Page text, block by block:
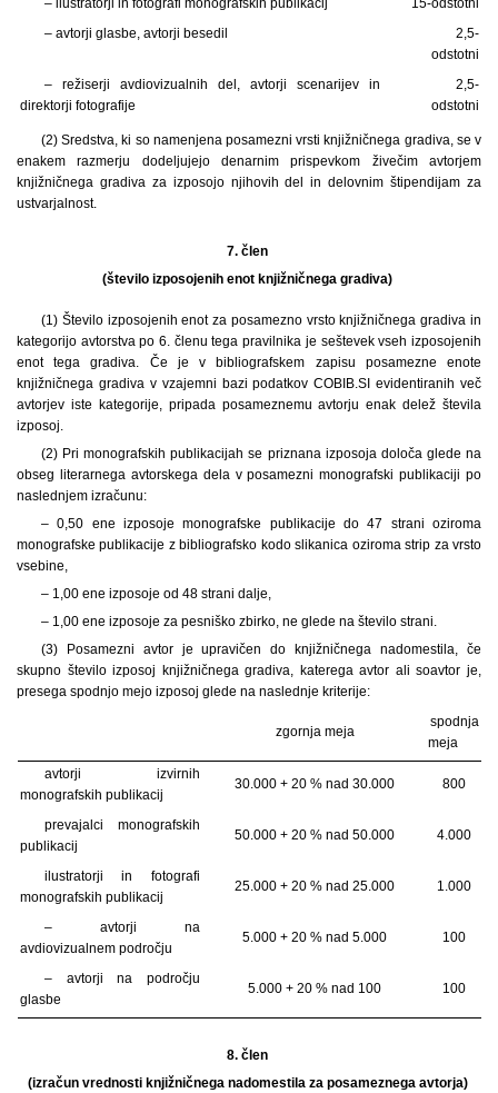
– ilustratorji in fotografi monografskih publikacij
15-odstotni
– avtorji glasbe, avtorji besedil
2,5-
odstotni
– režiserji avdiovizualnih del, avtorji scenarijev in
direktorji fotografije
2,5-
odstotni
(2) Sredstva, ki so namenjena posamezni vrsti knjižničnega gradiva, se v
enakem razmerju dodeljujejo denarnim prispevkom živečim avtorjem
knjižničnega gradiva za izposojo njihovih del in delovnim štipendijam za
ustvarjalnost.
7. člen
(število izposojenih enot knjižničnega gradiva)
(1) Število izposojenih enot za posamezno vrsto knjižničnega gradiva in
kategorijo avtorstva po 6. členu tega pravilnika je seštevek vseh izposojenih
enot tega gradiva. Če je v bibliografskem zapisu posamezne enote
knjižničnega gradiva v vzajemni bazi podatkov COBIB.SI evidentiranih več
avtorjev iste kategorije, pripada posameznemu avtorju enak delež števila
izposoj.
(2) Pri monografskih publikacijah se priznana izposoja določa glede na
obseg literarnega avtorskega dela v posamezni monografski publikaciji po
naslednjem izračunu:
– 0,50 ene izposoje monografske publikacije do 47 strani oziroma
monografske publikacije z bibliografsko kodo slikanica oziroma strip za vrsto
vsebine,
– 1,00 ene izposoje od 48 strani dalje,
– 1,00 ene izposoje za pesniško zbirko, ne glede na število strani.
(3) Posamezni avtor je upravičen do knjižničnega nadomestila, če
skupno število izposoj knjižničnega gradiva, katerega avtor ali soavtor je,
presega spodnjo mejo izposoj glede na naslednje kriterije:
zgornja meja
spodnja
meja
avtorji izvirnih
monografskih publikacij
30.000 + 20 % nad 30.000 800
prevajalci monografskih
publikacij
50.000 + 20 % nad 50.000 4.000
ilustratorji in fotografi
monografskih publikacij
25.000 + 20 % nad 25.000 1.000
– avtorji na
avdiovizualnem področju
5.000 + 20 % nad 5.000 100
– avtorji na področju
glasbe
5.000 + 20 % nad 100 100
8. člen
(izračun vrednosti knjižničnega nadomestila za posameznega avtorja)